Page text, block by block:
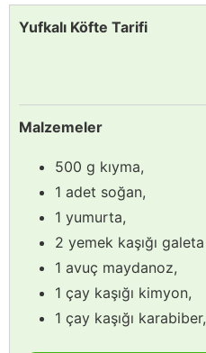
Yufkalı Köfte Tarifi
Malzemeler
500 g kıyma,
1 adet soğan,
1 yumurta,
2 yemek kaşığı
1 avuç maydanoz,
1 çay kaşığı kimyon,
1 çay kaşığı karabiber,